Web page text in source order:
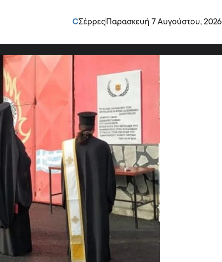
CΣέρρες Παρασκευή 7 Αυγούστου, 2026
Σάββαρη Σάββα: